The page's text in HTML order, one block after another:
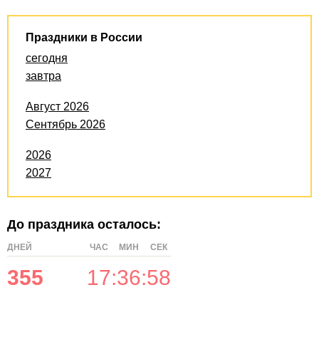
Праздники в России
сегодня
завтра
Август 2026
Сентябрь 2026
2026
2027
До праздника осталось:
ДНЕЙ ЧАС МИН СЕК
355 17:36:58